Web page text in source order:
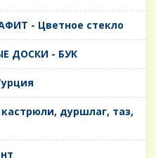
- Цветное стекло
ДОСКИ - БУК
дуршлаг, таз,